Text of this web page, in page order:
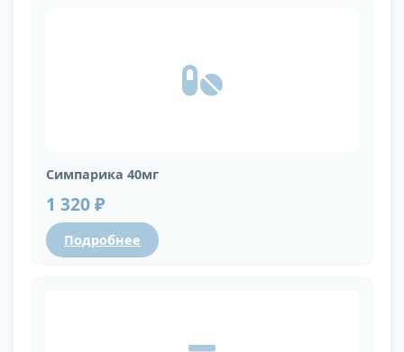
Симпарика 40мг
1 320 ₽
Подробнее